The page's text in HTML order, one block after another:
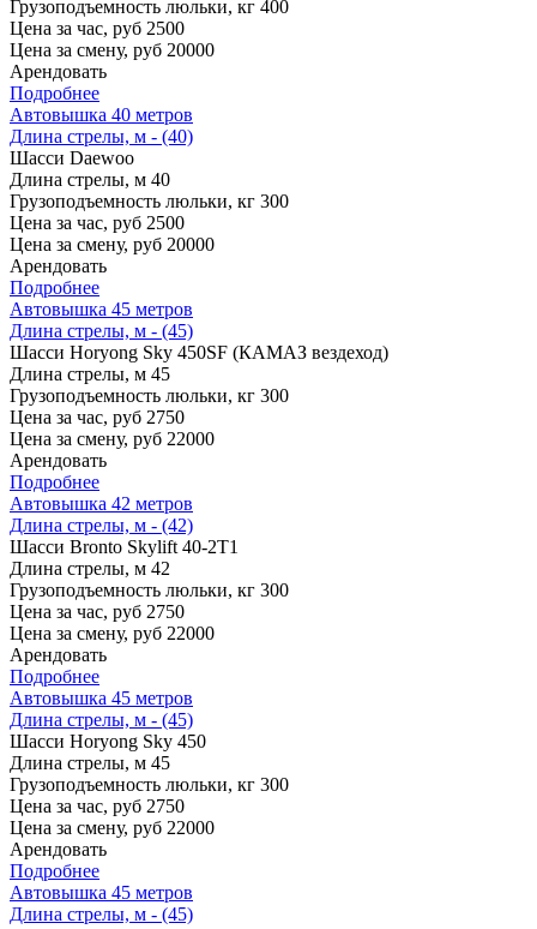
Грузоподъемность люльки, кг 400
Цена за час, руб 2500
Цена за смену, руб 20000
Арендовать
Подробнее
Автовышка 40 метров
Длина стрелы, м - (40)
Шасси Daewoo
Длина стрелы, м 40
Грузоподъемность люльки, кг 300
Цена за час, руб 2500
Цена за смену, руб 20000
Арендовать
Подробнее
Автовышка 45 метров
Длина стрелы, м - (45)
Шасси Horyong Sky 450SF (КАМАЗ вездеход)
Длина стрелы, м 45
Грузоподъемность люльки, кг 300
Цена за час, руб 2750
Цена за смену, руб 22000
Арендовать
Подробнее
Автовышка 42 метров
Длина стрелы, м - (42)
Шасси Bronto Skylift 40-2T1
Длина стрелы, м 42
Грузоподъемность люльки, кг 300
Цена за час, руб 2750
Цена за смену, руб 22000
Арендовать
Подробнее
Автовышка 45 метров
Длина стрелы, м - (45)
Шасси Horyong Sky 450
Длина стрелы, м 45
Грузоподъемность люльки, кг 300
Цена за час, руб 2750
Цена за смену, руб 22000
Арендовать
Подробнее
Автовышка 45 метров
Длина стрелы, м - (45)